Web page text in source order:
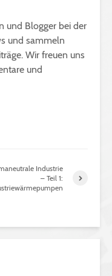
und Blogger bei der
und sammeln
Wir freuen uns
und
Industrie
– Teil 1: